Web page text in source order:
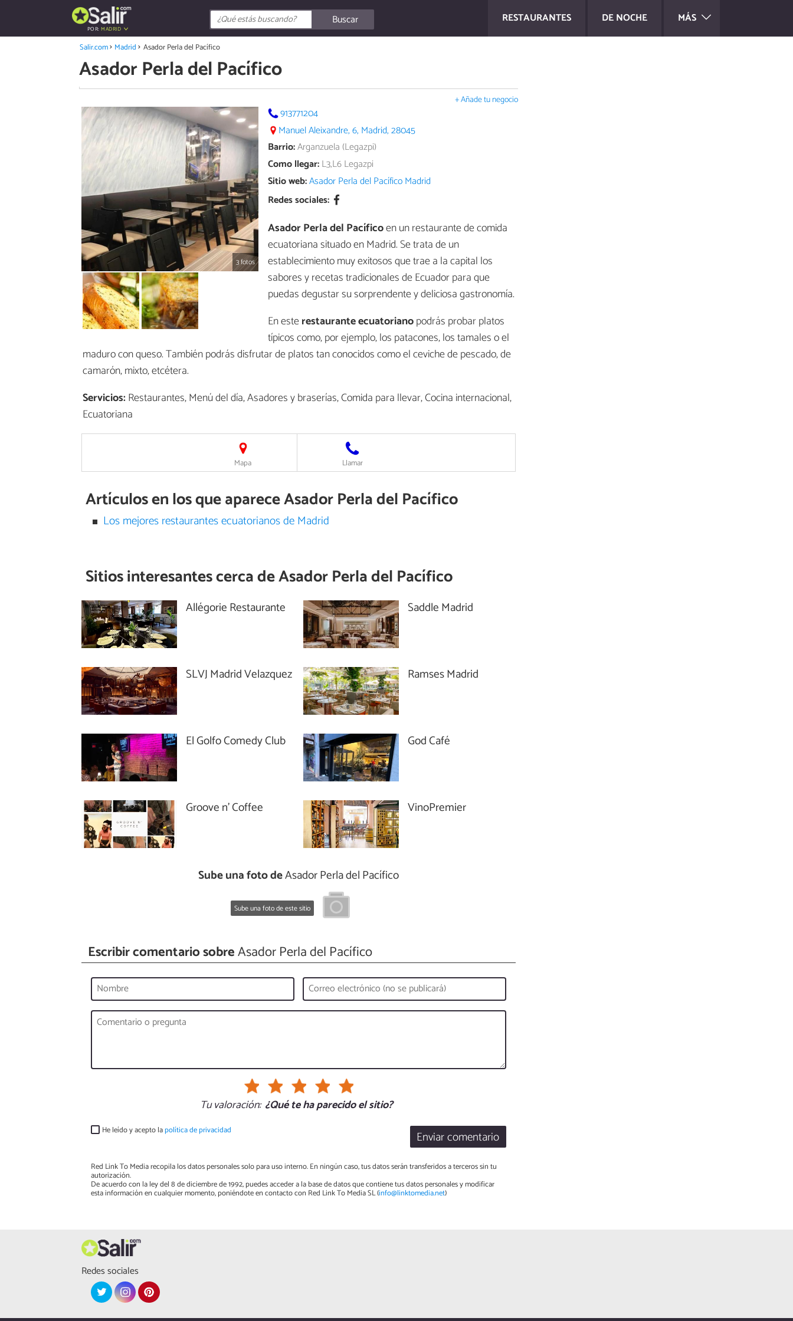
RESTAURANTES DE NOCHE MÁS
POR:MADRID
Buscar
Salir.com Madrid Asador Perla del Pacífico
Asador Perla del Pacífico
+ Añade tu negocio
3 fotos
913771204
Manuel Aleixandre, 6, Madrid, 28045
Barrio:Arganzuela (Legazpi)
Como llegar:L3,L6 Legazpi
Sitio web:Asador Perla del Pacífico Madrid
Redes sociales:
Asador Perla del Pacíficoen un restaurante de comida
ecuatoriana situado en Madrid. Se trata de un
establecimiento muy exitosos que trae a la capital los
sabores y recetas tradicionales de Ecuador para que
puedas degustar su sorprendente y deliciosa gastronomía.
En esterestaurante ecuatorianopodrás probar platos
típicos como, por ejemplo, los patacones, los tamales o el
maduro con queso. También podrás disfrutar de platos tan conocidos como el ceviche de pescado, de
camarón, mixto, etcétera.
Servicios:Restaurantes, Menú del día, Asadores y braserías, Comida para llevar, Cocina internacional,
Ecuatoriana
Mapa Llamar
Artículos en los que aparece Asador Perla del Pacífico
Los mejores restaurantes ecuatorianos de Madrid
Sitios interesantes cerca deAsador Perla del Pacífico
Allégorie Restaurante Saddle Madrid
SLVJ Madrid Velazquez Ramses Madrid
El Golfo Comedy Club God Café
Groove n’ Coffee VinoPremier
Sube una foto deAsador Perla del Pacífico
Sube una foto de este sitio
Escribir comentario sobreAsador Perla del Pacífico
Tu valoración: ¿Qué te ha parecido el sitio?
Enviar comentario
He leído y acepto lapolítica de privacidad
Red Link To Media recopila los datos personales solo para uso interno. En ningún caso, tus datos serán transferidos a terceros sin tu
autorización.
De acuerdo con la ley del 8 de diciembre de 1992, puedes acceder a la base de datos que contiene tus datos personales y modificar
esta información en cualquier momento, poniéndote en contacto con Red Link To Media SL (info@linktomedia.net)
Redes sociales